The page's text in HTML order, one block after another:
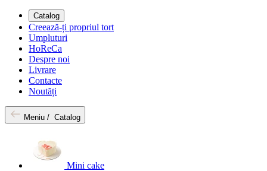
Catalog
Creează-ți propriul tort
Umpluturi
HoReCa
Despre noi
Livrare
Contacte
Noutăți
Meniu / Catalog
Mini cake